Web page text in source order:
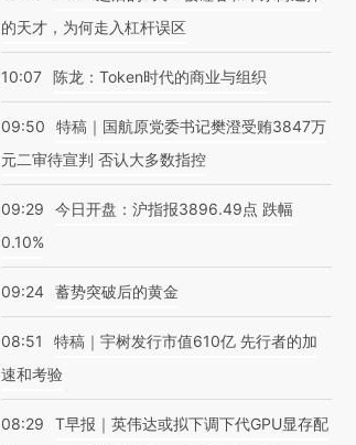
的天才，为何走入杠杆误区
10:07 陈龙：Token时代的商业与组织
09:50
特稿｜国航原党委书记樊澄受贿3847万
元二审待宣判 否认大多数指控
09:29
今日开盘：沪指报3896.49点 跌幅
0.10%
09:24 蓄势突破后的黄金
08:51
特稿｜宇树发行市值610亿 先行者的加
速和考验
08:29
T早报｜英伟达或拟下调下代GPU显存配